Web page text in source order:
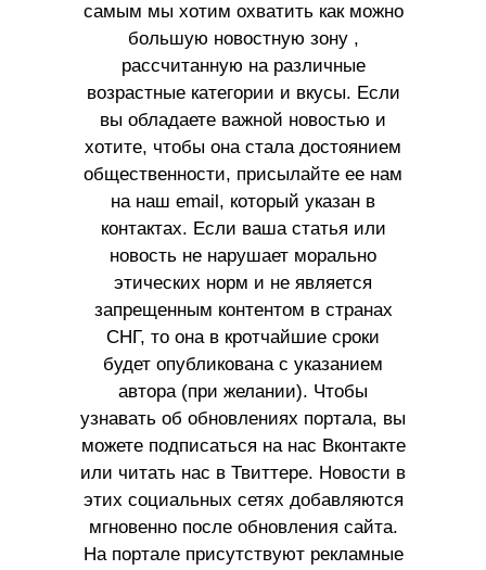
самым мы хотим охватить как можно
большую новостную зону ,
рассчитанную на различные
возрастные категории и вкусы. Если
вы обладаете важной новостью и
хотите, чтобы она стала достоянием
общественности, присылайте ее нам
на наш email, который указан в
контактах. Если ваша статья или
новость не нарушает морально
этических норм и не является
запрещенным контентом в странах
СНГ, то она в кротчайшие сроки
будет опубликована с указанием
автора (при желании). Чтобы
узнавать об обновлениях портала, вы
можете подписаться на нас Вконтакте
или читать нас в Твиттере. Новости в
этих социальных сетях добавляются
мгновенно после обновления сайта.
На портале присутствуют рекламные